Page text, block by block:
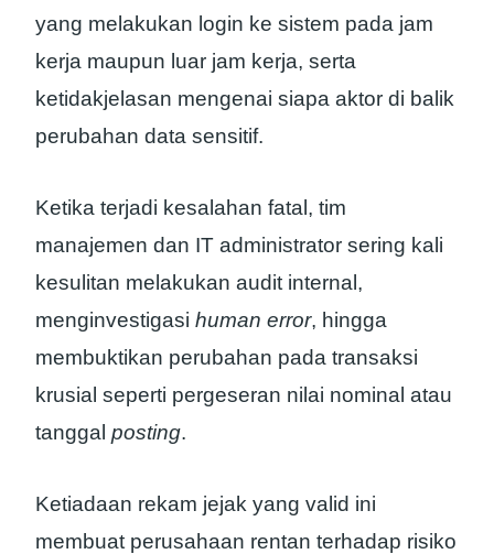
yang melakukan login ke sistem pada jam
kerja maupun luar jam kerja, serta
ketidakjelasan mengenai siapa aktor di balik
perubahan data sensitif.
Ketika terjadi kesalahan fatal, tim
manajemen dan IT administrator sering kali
kesulitan melakukan audit internal,
menginvestigasi human error, hingga
membuktikan perubahan pada transaksi
krusial seperti pergeseran nilai nominal atau
tanggal posting.
Ketiadaan rekam jejak yang valid ini
membuat perusahaan rentan terhadap risiko